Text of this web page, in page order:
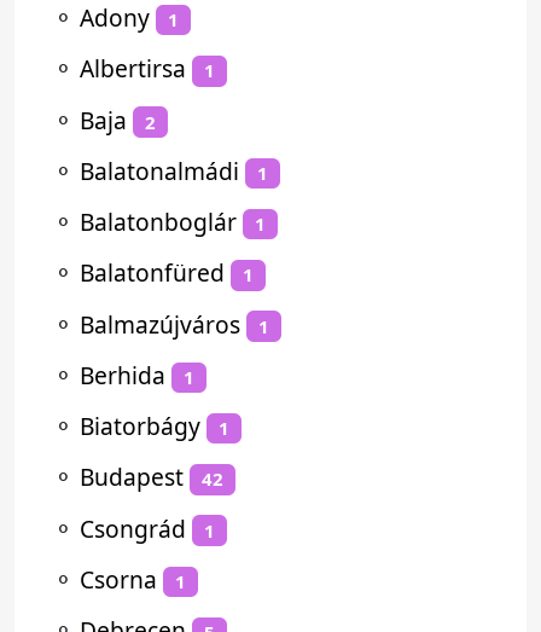
⚬ Adony 1
⚬ Albertirsa 1
⚬ Baja 2
⚬ Balatonalmádi 1
⚬ Balatonboglár 1
⚬ Balatonfüred 1
⚬ Balmazújváros 1
⚬ Berhida 1
⚬ Biatorbágy 1
⚬ Budapest 42
⚬ Csongrád 1
⚬ Csorna 1